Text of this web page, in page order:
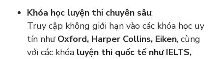
Khóa học luyện thi chuyên sâu:
Truy cập không giới hạn vào các khóa học uy
tín như Oxford, Harper Collins, Eiken, cùng
với các khóa luyện thi quốc tế như IELTS,